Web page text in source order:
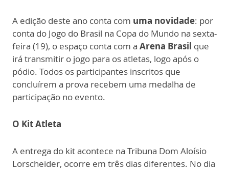
A edição deste ano conta com uma novidade: por
conta do Jogo do Brasil na Copa do Mundo na sexta-
feira (19), o espaço conta com a Arena Brasil que
irá transmitir o jogo para os atletas, logo após o
pódio. Todos os participantes inscritos que
concluírem a prova recebem uma medalha de
participação no evento.
O Kit Atleta
A entrega do kit acontece na Tribuna Dom Aloísio
Lorscheider, ocorre em três dias diferentes. No dia